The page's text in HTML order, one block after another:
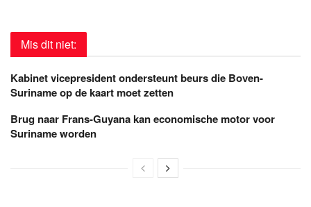
Mis dit niet:
Kabinet vicepresident ondersteunt beurs die Boven-
Suriname op de kaart moet zetten
Brug naar Frans-Guyana kan economische motor voor
Suriname worden